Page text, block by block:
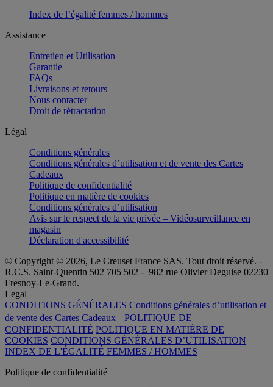
Index de l’égalité femmes / hommes
Assistance
Entretien et Utilisation
Garantie
FAQs
Livraisons et retours
Nous contacter
Droit de rétractation
Légal
Conditions générales
Conditions générales d’utilisation et de vente des Cartes
Cadeaux
Politique de confidentialité
Politique en matière de cookies
Conditions générales d’utilisation
Avis sur le respect de la vie privée – Vidéosurveillance en
magasin
Déclaration d'accessibilité
© Copyright © 2026, Le Creuset France SAS. Tout droit réservé. -
R.C.S. Saint-Quentin 502 705 502 - 982 rue Olivier Deguise 02230
Fresnoy-Le-Grand.
Legal
CONDITIONS GÉNÉRALES Conditions générales d’utilisation et
de vente des Cartes Cadeaux
POLITIQUE DE
CONFIDENTIALITÉ POLITIQUE EN MATIÈRE DE
COOKIES CONDITIONS GÉNÉRALES D’UTILISATION
INDEX DE L'ÉGALITÉ FEMMES / HOMMES
Politique de confidentialité